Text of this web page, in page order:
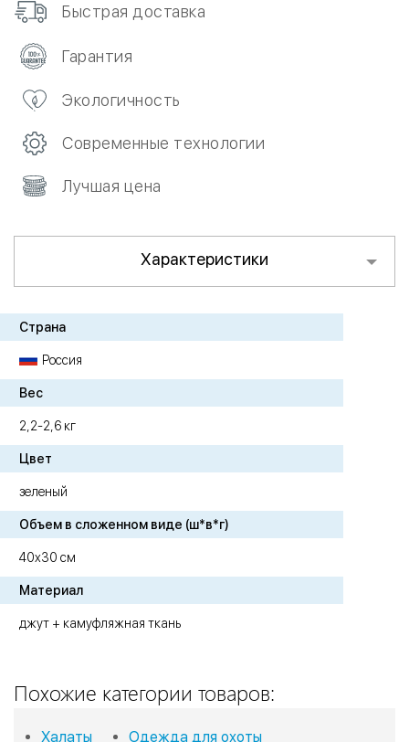
Быстрая доставка
Гарантия
Экологичность
Современные технологии
Лучшая цена
Характеристики
Страна
Россия
Вес
2,2-2,6 кг
Цвет
зеленый
Объем в сложенном виде (ш*в*г)
40х30 см
Материал
джут + камуфляжная ткань
Похожие категории товаров:
Халаты
Одежда для охоты